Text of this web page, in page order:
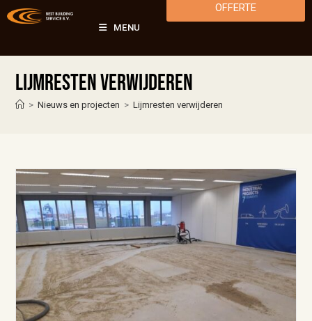
MENU
OFFERTE
Lijmresten verwijderen
> Nieuws en projecten > Lijmresten verwijderen